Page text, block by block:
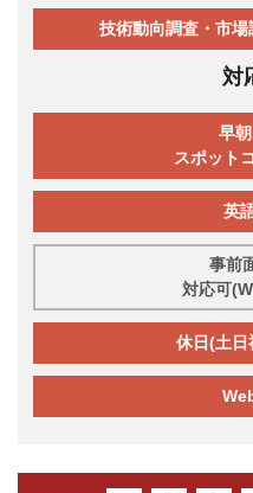
技術動向調査・市
対
早
スポット
英
事前
対応可
休日(土日